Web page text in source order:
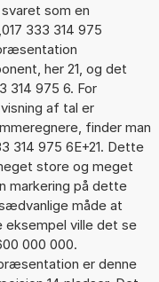
som en
333 314 975
her 21, og det
314 975 6. For
af tal er
finder man
314 975 6E+21. Dette
store og meget
markering på dette
måde at
eksempel ville det se
000 000.
er denne